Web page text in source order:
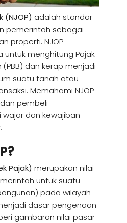
(NJOP) adalah standar
pemerintah sebagai
properti. NJOP
untuk menghitung Pajak
dan kerap menjadi
suatu tanah atau
Memahami NJOP
pembeli
dan kewajiban
Pajak) merupakan nilai
untuk suatu
pada wilayah
dasar pengenaan
gambaran nilai pasar